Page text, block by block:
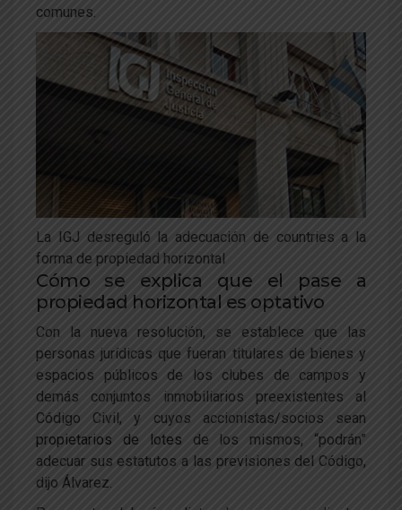
comunes.
La IGJ desreguló la adecuación de countries a la
forma de propiedad horizontal
Cómo se explica que el pase a
propiedad horizontal es optativo
Con la nueva resolución, se establece que las
personas jurídicas que fueran titulares de bienes y
espacios públicos de los clubes de campos y
demás conjuntos inmobiliarios preexistentes al
Código Civil, y cuyos accionistas/socios sean
propietarios de lotes de los mismos, “podrán”
adecuar sus estatutos a las previsiones del Código,
dijo Álvarez.